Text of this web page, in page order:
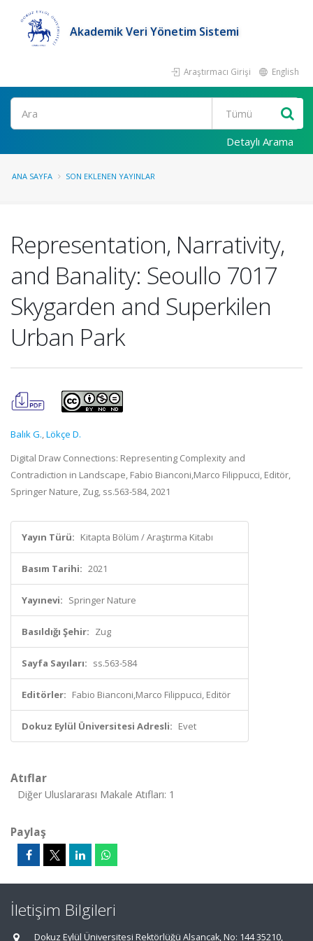
Akademik Veri Yönetim Sistemi
Araştırmacı Girişi English
Ara
Detaylı Arama
ANA SAYFA SON EKLENEN YAYINLAR
Representation, Narrativity,
and Banality: Seoullo 7017
Skygarden and Superkilen
Urban Park
Balık G.,Lökçe D.
Digital Draw Connections: Representing Complexity and
Contradiction in Landscape, Fabio Bianconi,Marco Filippucci, Editör,
Springer Nature, Zug, ss.563-584, 2021
Yayın Türü: Kitapta Bölüm / Araştırma Kitabı
Basım Tarihi: 2021
Yayınevi: Springer Nature
Basıldığı Şehir: Zug
Sayfa Sayıları: ss.563-584
Editörler: Fabio Bianconi,Marco Filippucci, Editör
Dokuz Eylül Üniversitesi Adresli: Evet
Atıflar
Diğer Uluslararası Makale Atıfları: 1
Paylaş
İletişim Bilgileri
Dokuz Eylül Üniversitesi Rektörlüğü Alsancak, No: 144 35210,